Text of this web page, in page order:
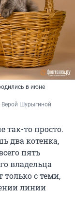
в июне
Верой Шурыгиной
так-то просто.
два котенка,
пять
владельца
только с теми,
линии